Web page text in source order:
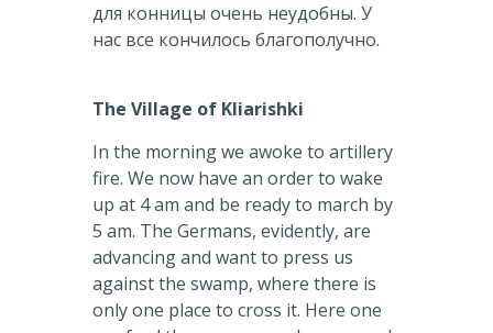
для конницы очень неудобны. У
нас все кончилось благополучно.
The Village of Kliarishki
In the morning we awoke to artillery
fire. We now have an order to wake
up at 4 am and be ready to march by
5 am. The Germans, evidently, are
advancing and want to press us
against the swamp, where there is
only one place to cross it. Here one